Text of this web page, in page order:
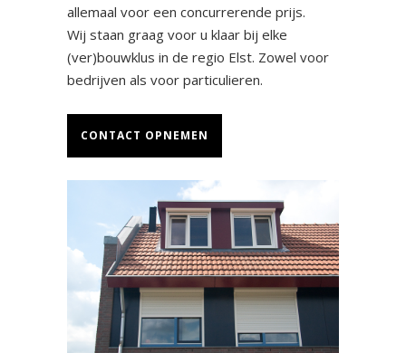
allemaal voor een concurrerende prijs.
Wij staan graag voor u klaar bij elke
(ver)bouwklus in de regio Elst. Zowel voor
bedrijven als voor particulieren.
CONTACT OPNEMEN